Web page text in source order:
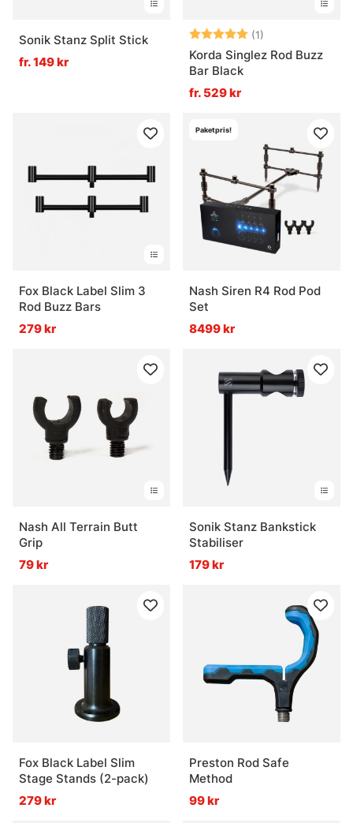
Sonik Stanz Split Stick
fr. 149 kr
Betyg: (1)
Korda Singlez Rod Buzz
Bar Black
fr. 529 kr
Fox Black Label Slim 3
Rod Buzz Bars
279 kr
Paketpris!
Nash Siren R4 Rod Pod
Set
8499 kr
Nash All Terrain Butt
Grip
79 kr
Sonik Stanz Bankstick
Stabiliser
179 kr
Fox Black Label Slim
Stage Stands (2-pack)
279 kr
Preston Rod Safe
Method
99 kr